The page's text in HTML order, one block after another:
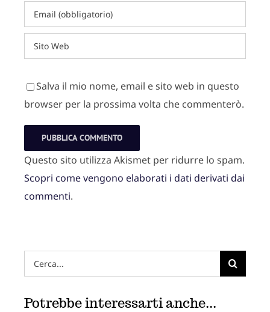
Salva il mio nome, email e sito web in questo
browser per la prossima volta che commenterò.
Questo sito utilizza Akismet per ridurre lo spam.
Scopri come vengono elaborati i dati derivati dai
commenti.
Hai
cercato:
Potrebbe interessarti anche...